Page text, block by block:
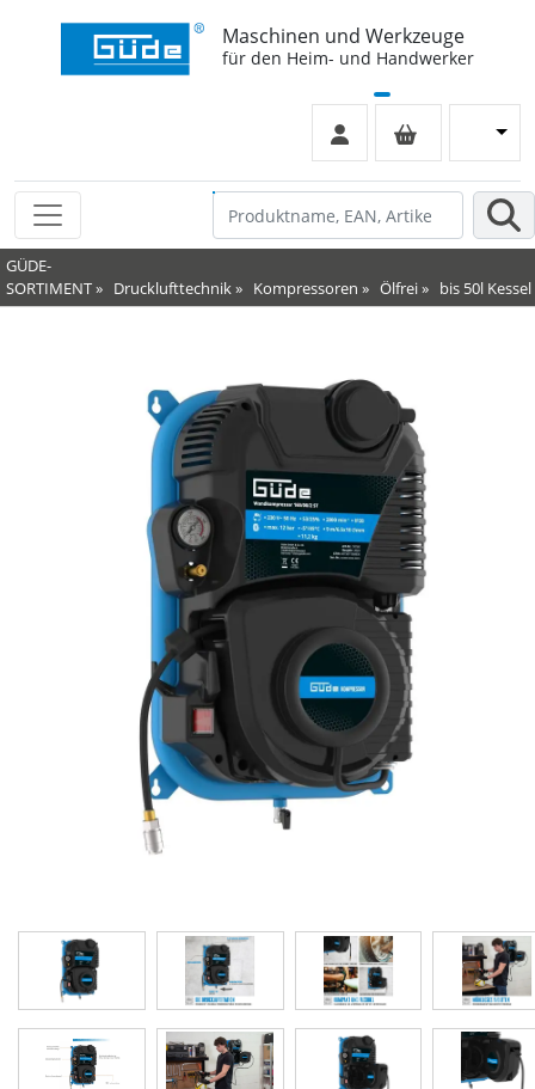
Maschinen und Werkzeuge
für den Heim- und Handwerker
GÜDE-
SORTIMENT» Drucklufttechnik» Kompressoren » Ölfrei» bis 50l Kessel